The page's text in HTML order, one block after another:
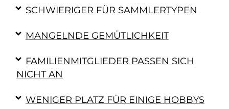
SCHWIERIGER FÜR SAMMLERTYPEN
MANGELNDE GEMÜTLICHKEIT
FAMILIENMITGLIEDER PASSEN SICH
NICHT AN
WENIGER PLATZ FÜR EINIGE HOBBYS